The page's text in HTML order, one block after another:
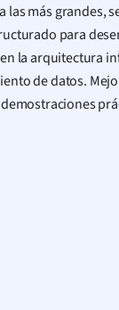
más grandes,
para
la arquitectura
de datos.